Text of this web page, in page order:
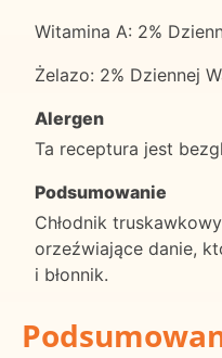
Witamina A: 2%
Żelazo: 2% Dziennej
Alergen
Ta receptura jest
Podsumowanie
Chłodnik
orzeźwiające danie,
i błonnik.